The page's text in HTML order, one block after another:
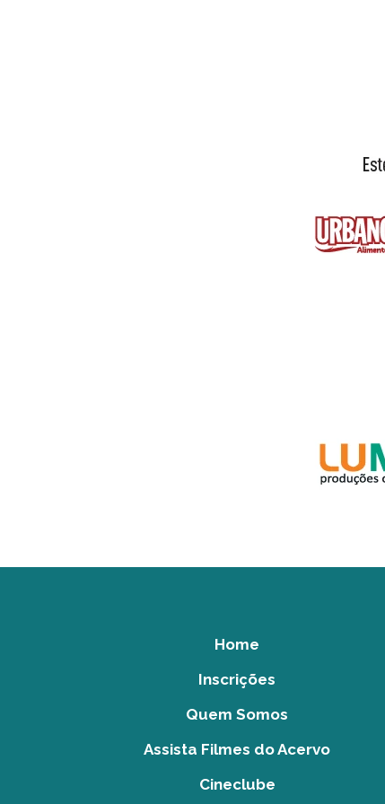
Home
Inscrições
Quem Somos
Assista Filmes do Acervo
Cineclube